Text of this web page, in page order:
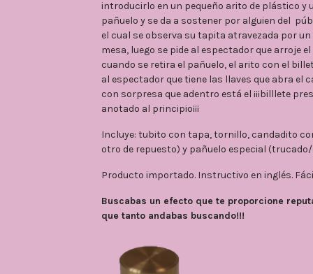
introducirlo en un pequeño arito de plástico y
pañuelo y se da a sostener por alguien del
el cual se observa su tapita atravezada por
mesa, luego se pide al espectador que arroje
cuando se retira el pañuelo, el arito con el
al espectador que tiene las llaves que abra
con sorpresa que adentro está el ¡¡¡billlete
anotado al principio¡¡¡
Incluye: tubito con tapa, tornillo, candadito
otro de repuesto) y pañuelo especial
Producto importado. Instructivo en inglés.
Buscabas un efecto que te proporcione
que tanto andabas buscando!!!